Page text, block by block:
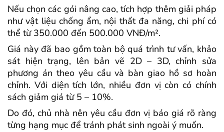
Nếu chọn các gói nâng cao, tích hợp thêm giải pháp
như vật liệu chống ẩm, nội thất đa năng, chi phí có
thể từ 350.000 đến 500.000 VNĐ/m².
Giá này đã bao gồm toàn bộ quá trình tư vấn, khảo
sát hiện trạng, lên bản vẽ 2D – 3D, chỉnh sửa
phương án theo yêu cầu và bàn giao hồ sơ hoàn
chỉnh. Với diện tích lớn, nhiều đơn vị còn có chính
sách giảm giá từ 5 – 10%.
Do đó, chủ nhà nên yêu cầu đơn vị báo giá rõ ràng
từng hạng mục để tránh phát sinh ngoài ý muốn.